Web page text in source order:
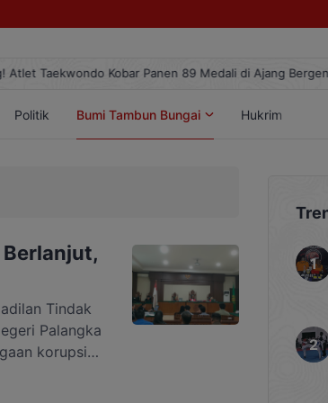
Atlet Taekwondo Kobar Panen 89 Medali di Ajang
Politik Bumi Tambun Bungai Hukrim
Tindak
Palangka
korupsi